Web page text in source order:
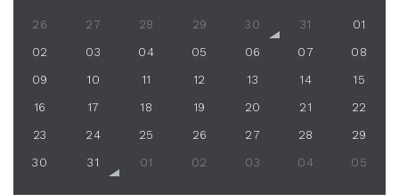
26 27 28 29 30 31 01
02 03 04 05 06 07 08
09 10 11 12 13 14 15
16 17 18 19 20 21 22
23 24 25 26 27 28 29
30 31 01 02 03 04 05